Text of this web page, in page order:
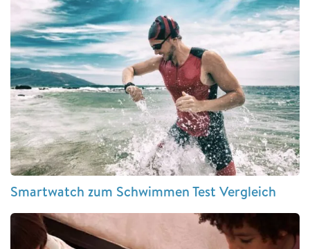
Smartwatch zum Schwimmen Test Vergleich